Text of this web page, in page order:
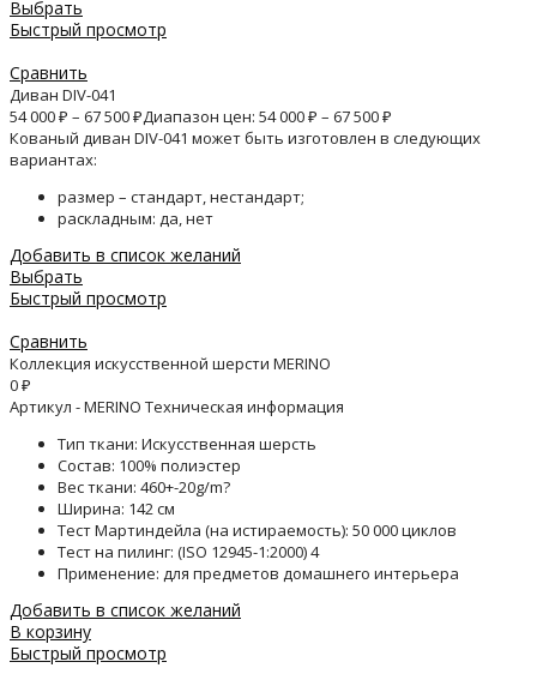
Выбрать
Быстрый просмотр
Сравнить
Диван DIV-041
54 000₽ – 67 500₽Диапазон цен: 54 000 ₽ – 67 500 ₽
Кованый диван DIV-041 может быть изготовлен в следующих
вариантах:
размер – стандарт, нестандарт;
раскладным: да, нет
Добавить в список желаний
Выбрать
Быстрый просмотр
Сравнить
Коллекция искусственной шерсти MERINO
0₽
Артикул - MERINO Техническая информация
Тип ткани: Искусственная шерсть
Состав: 100% полиэстер
Вес ткани: 460+-20g/m?
Ширина: 142 см
Тест Мартиндейла (на истираемость): 50 000 циклов
Тест на пилинг: (ISO 12945-1:2000) 4
Применение: для предметов домашнего интерьера
Добавить в список желаний
В корзину
Быстрый просмотр